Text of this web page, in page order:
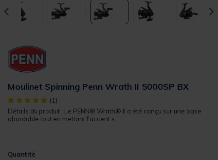
Moulinet Spinning Penn Wrath II 5000SP BX
[object Object] out of 5 Customer Rating
(1)
Détails du produit : Le PENN® Wrath® II a été conçu sur une base
abordable tout en mettant l'accent s...
Quantité